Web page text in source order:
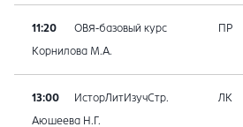
11:20 ОВЯ-базовый курс ПР
Корнилова М.А.
13:00 ИсторЛитИзучСтр. ЛК
Аюшеева Н.Г.